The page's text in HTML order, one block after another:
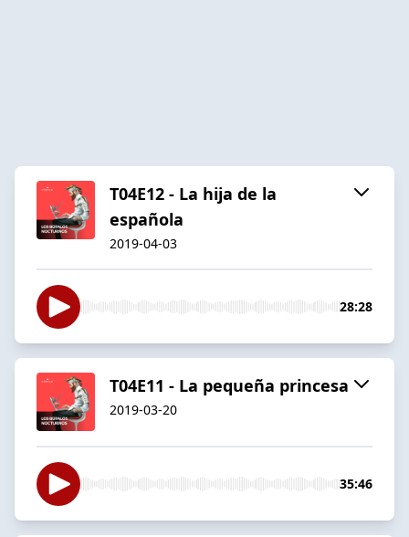
T04E12 - La hija de la
española
2019-04-03
28:28
T04E11 - La pequeña princesa
2019-03-20
35:46